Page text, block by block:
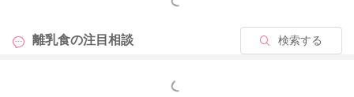
離乳食の注目相談 検索する
もっと見る